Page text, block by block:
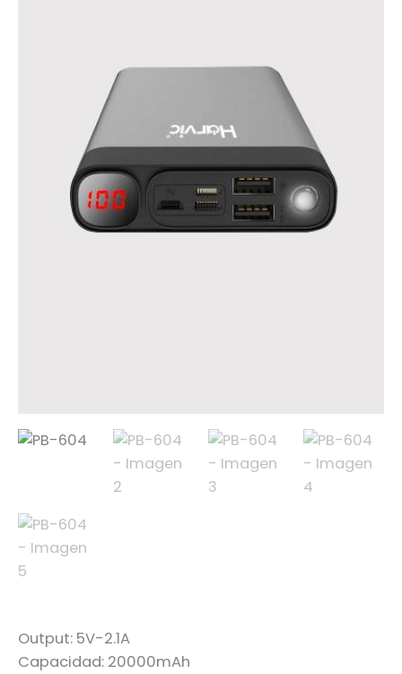
Output: 5V-2.1A
Capacidad: 20000mAh